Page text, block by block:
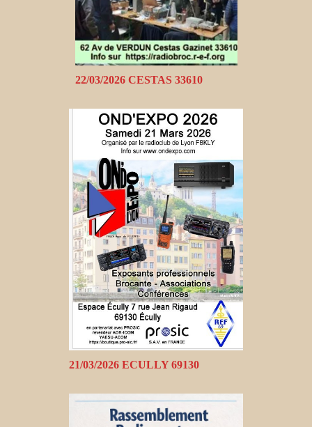
22/03/2026 CESTAS 33610
21/03/2026 ECULLY 69130